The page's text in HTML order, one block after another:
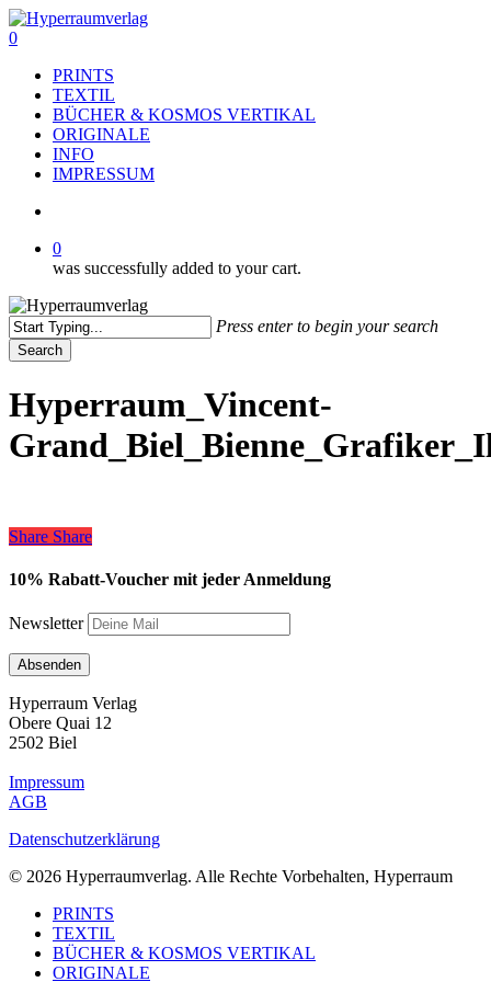
Skip
to
content
search
0
PRINTS
TEXTIL
BÜCHER & KOSMOS VERTIKAL
ORIGINALE
INFO
IMPRESSUM
0
was successfully added to your cart.
Press enter to begin your search
Search
Search
Hyperraum_Vincent-
Share
Share Share
10% Rabatt-Voucher mit jeder Anmeldung
Newsletter
Hyperraum Verlag
Obere Quai 12
2502 Biel
Impressum
AGB
Datenschutzerklärung
© 2026 Hyperraumverlag. Alle Rechte Vorbehalten, Hyperraum
Close
Menu
PRINTS
TEXTIL
BÜCHER & KOSMOS VERTIKAL
ORIGINALE